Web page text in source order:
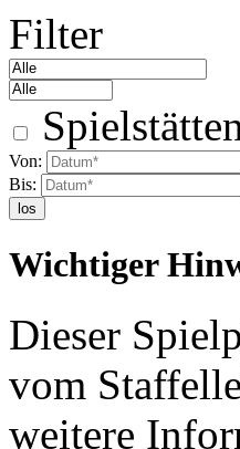
Filter
Von:
Bis:
los
Wichtiger
Dieser
vom
weitere